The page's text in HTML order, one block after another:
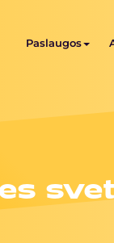
Paslaugos